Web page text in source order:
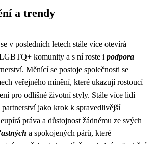
a trendy
v posledních letech stále více otevírá
komunity a s ní roste i podpora
Měnící se postoje společnosti se
veřejného mínění, které ukazují rostoucí
pro odlišné životní styly. Stále více lidí
partnerství jako krok k spravedlivější
práva a důstojnost žádnému ze svých
a spokojených párů, které